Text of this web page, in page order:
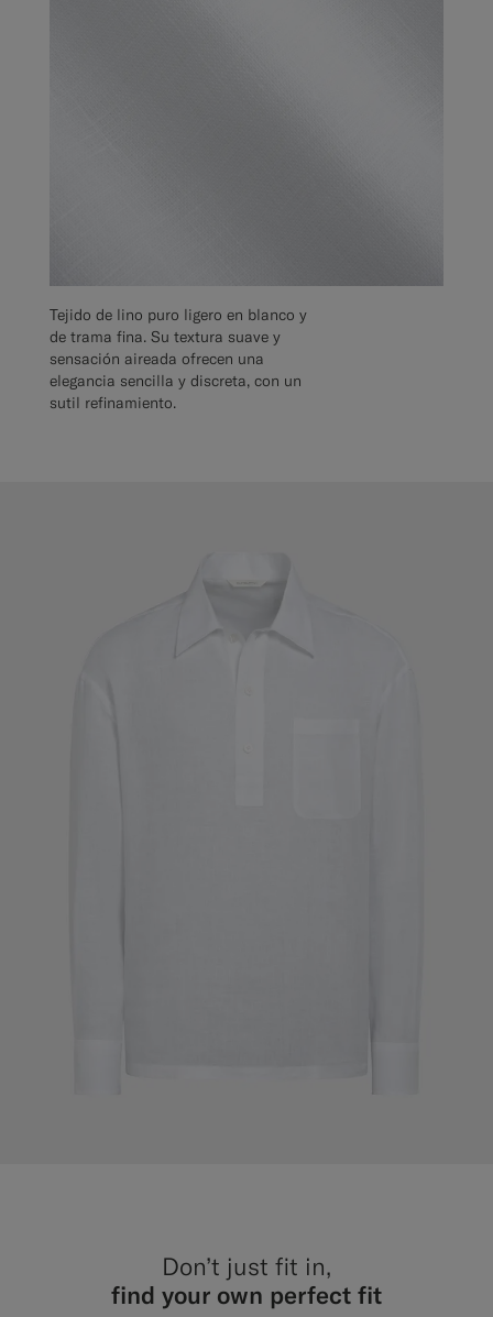
Tejido de lino puro ligero en blanco y
de trama fina. Su textura suave y
sensación aireada ofrecen una
elegancia sencilla y discreta, con un
sutil refinamiento.
Don’t just fit in,
find your own perfect fit